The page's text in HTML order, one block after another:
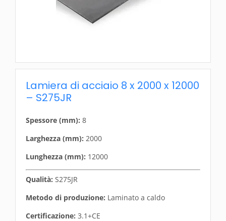
Lamiera di acciaio 8 x 2000 x 12000
– S275JR
Spessore (mm): 8
Larghezza (mm): 2000
Lunghezza (mm): 12000
Qualità: S275JR
Metodo di produzione: Laminato a caldo
Certificazione: 3.1+CE